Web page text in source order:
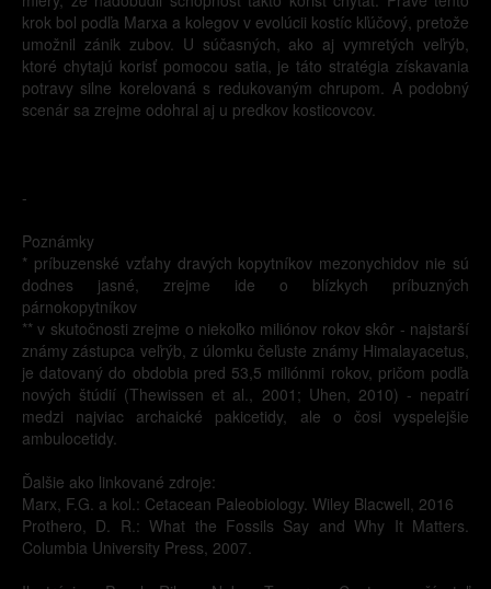
krok bol podľa Marxa a kolegov v evolúcii kostíc kľúčový, pretože
umožnil zánik zubov. U súčasných, ako aj vymretých veľrýb,
ktoré chytajú korisť pomocou satia, je táto stratégia získavania
potravy silne korelovaná s redukovaným chrupom. A podobný
scenár sa zrejme odohral aj u predkov kosticovcov.
-
Poznámky
* príbuzenské vzťahy dravých kopytníkov mezonychidov nie sú
dodnes jasné, zrejme ide o blízkych príbuzných
párnokopytníkov
** v skutočnosti zrejme o niekoľko miliónov rokov skôr - najstarší
známy zástupca veľrýb, z úlomku čeľuste známy Himalayacetus,
je datovaný do obdobia pred 53,5 miliónmi rokov, pričom podľa
nových štúdií (Thewissen et al., 2001; Uhen, 2010) - nepatrí
medzi najviac archaické pakicetidy, ale o čosi vyspelejšie
ambulocetidy.
Ďalšie ako linkované zdroje:
Marx, F.G. a kol.: Cetacean Paleobiology. Wiley Blacwell, 2016
Prothero, D. R.: What the Fossils Say and Why It Matters.
Columbia University Press, 2007.